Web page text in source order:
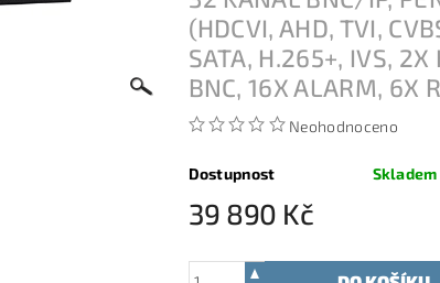
(HDCVI, AHD, TVI,
SATA, H.265+, IVS, 2X
BNC, 16X ALARM, 6X
Neohodnoceno
Dostupnost Skladem
39 890 Kč